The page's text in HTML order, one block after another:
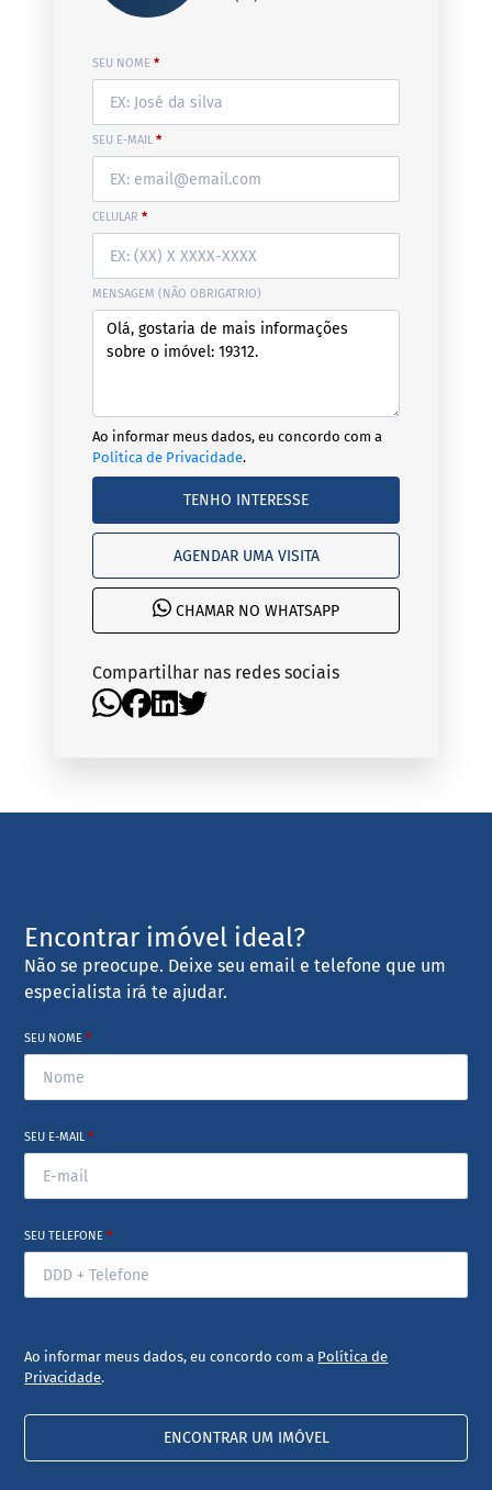
SEU NOME *
SEU E-MAIL *
CELULAR *
MENSAGEM (NÃO OBRIGATRIO)
Ao informar meus dados, eu concordo com a
Política de Privacidade.
TENHO INTERESSE
AGENDAR UMA VISITA
CHAMAR NO WHATSAPP
Compartilhar nas redes sociais
Encontrar imóvel ideal?
Não se preocupe. Deixe seu email e telefone que um
especialista irá te ajudar.
SEU NOME*
SEU E-MAIL*
SEU TELEFONE*
Ao informar meus dados, eu concordo com a Política de
Privacidade.
ENCONTRAR UM IMÓVEL